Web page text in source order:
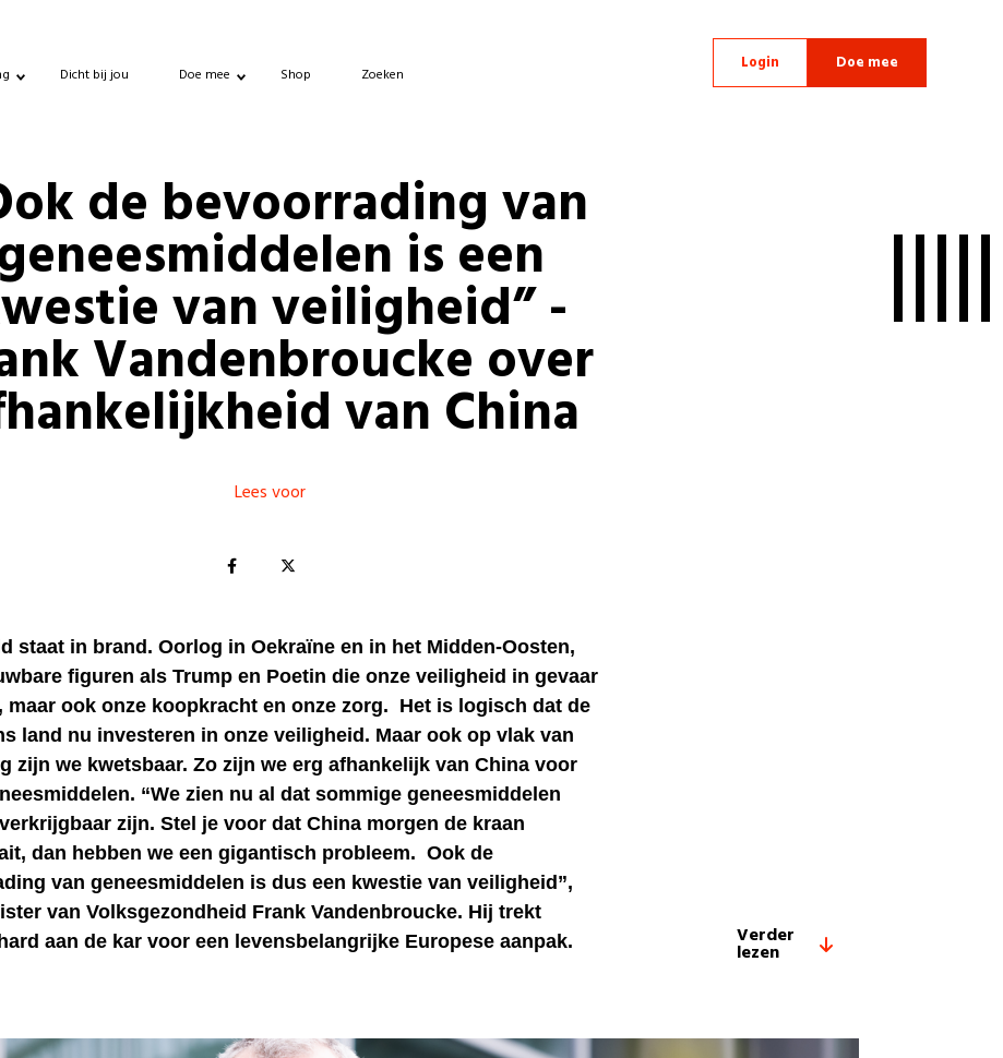
Dicht bij jou Doe mee Shop Zoeken
Login Doe mee
de bevoorrading van
is een
van veiligheid” -
Vandenbroucke over
van China
Lees voor
staat in brand. Oorlog in Oekraïne en in het Midden-Oosten,
figuren als Trump en Poetin die onze veiligheid in gevaar
maar ook onze koopkracht en onze zorg. Het is logisch dat de
land nu investeren in onze veiligheid. Maar ook op vlak van
zijn we kwetsbaar. Zo zijn we erg afhankelijk van China voor
“We zien nu al dat sommige geneesmiddelen
zijn. Stel je voor dat China morgen de kraan
dan hebben we een gigantisch probleem. Ook de
van geneesmiddelen is dus een kwestie van veiligheid”,
van Volksgezondheid Frank Vandenbroucke. Hij trekt
aan de kar voor een levensbelangrijke Europese aanpak.
Verder
lezen